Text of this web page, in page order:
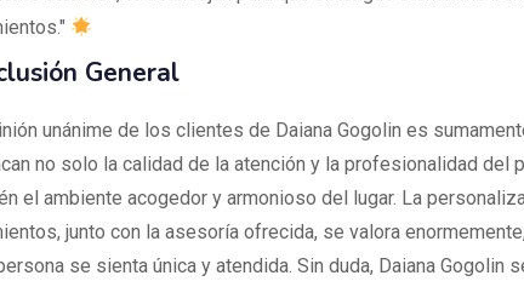
General
unánime de los clientes de Daiana Gogolin es
no solo la calidad de la atención y la profesionalidad del
el ambiente acogedor y armonioso del lugar. La
junto con la asesoría ofrecida, se valora
se sienta única y atendida. Sin duda, Daiana Gogolin